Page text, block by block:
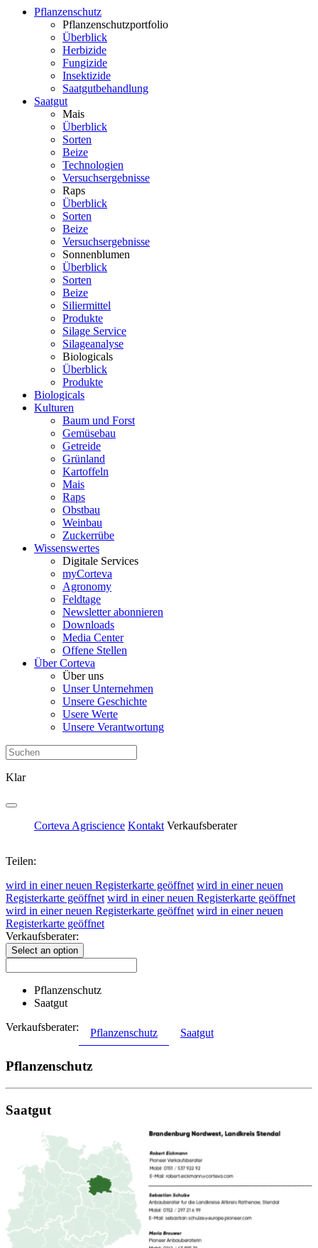
Pflanzenschutz
Pflanzenschutzportfolio
Überblick
Herbizide
Fungizide
Insektizide
Saatgutbehandlung
Saatgut
Mais
Überblick
Sorten
Beize
Technologien
Versuchsergebnisse
Raps
Überblick
Sorten
Beize
Versuchsergebnisse
Sonnenblumen
Überblick
Sorten
Beize
Siliermittel
Produkte
Silage Service
Silageanalyse
Biologicals
Überblick
Produkte
Biologicals
Kulturen
Baum und Forst
Gemüsebau
Getreide
Grünland
Kartoffeln
Mais
Raps
Obstbau
Weinbau
Zuckerrübe
Wissenswertes
Digitale Services
myCorteva
Agronomy
Feldtage
Newsletter abonnieren
Downloads
Media Center
Offene Stellen
Über Corteva
Über uns
Unser Unternehmen
Unsere Geschichte
Usere Werte
Unsere Verantwortung
Klar
Corteva Agriscience Kontakt Verkaufsberater
Teilen:
wird in einer neuen Registerkarte geöffnet wird in einer neuen
Registerkarte geöffnet wird in einer neuen Registerkarte geöffnet
wird in einer neuen Registerkarte geöffnet wird in einer neuen
Registerkarte geöffnet
Verkaufsberater:
Select an option
Pflanzenschutz
Saatgut
Verkaufsberater:
Pflanzenschutz Saatgut
Pflanzenschutz
Saatgut